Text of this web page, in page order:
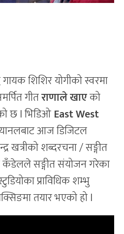
गायक शिशिर योगीको स्वरमा
गीतराणाले खाएको
छ l भिडिओ East West
आज डिजिटल
खत्रीको शब्दरचना / सङ्गीत
सङ्गीत संयोजन गरेका
प्राविधिक शम्भु
तयार भएको हो l